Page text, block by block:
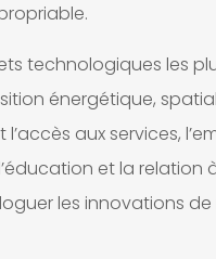
technologiques les
énergétique,
aux services,
et la relation
les innovations